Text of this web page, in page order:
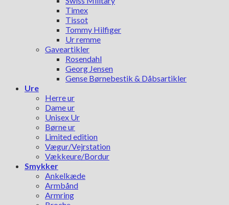
Timex
Tissot
Tommy Hilfiger
Ur remme
Gaveartikler
Rosendahl
Georg Jensen
Gense Børnebestik & Dåbsartikler
Ure
Herre ur
Dame ur
Unisex Ur
Børne ur
Limited edition
Vægur/Vejrstation
Vækkeure/Bordur
Smykker
Ankelkæde
Armbånd
Armring